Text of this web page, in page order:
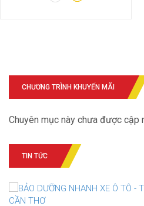
CHƯƠNG TRÌNH KHUYẾN MÃI
Chuyên mục này chưa được cập
TIN TỨC